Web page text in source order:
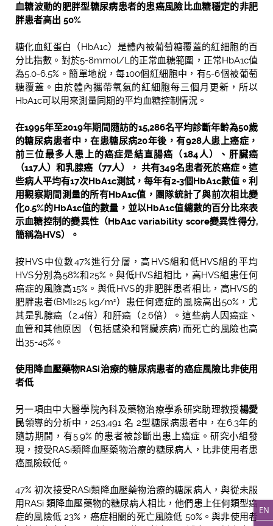
EN
血糖波動的肥胖型糖尿病患者的患癌風險比血糖穩定的非肥
胖患者高出 50%
糖化血紅蛋白（HbA1c）是體內被葡萄糖覆蓋的紅細胞的百
分比指數。對於5-8mmol/L的正常血糖範圍，正常HbA1c值
為5.0-6.5%。簡單地說，每100個紅細胞中，有5-6個被葡萄
糖覆蓋。由於體內攜帶氧氣的紅細胞每三個月更新，所以
HbA1c可以用來測量同期的平均血糖控制情況。
在1995年至2019年期間隨訪的15,286名平均診斷年齡為50歲
的糖尿病患者中，在患糖尿病20年後，有928人患上癌症，
前三位最多人患上的癌症是結直腸癌（184人）、肝臟癌
（117人）和乳腺癌（77人）， 共有349名患者死於癌症。這
些病人平均有17次HbA1c測試，每年有2-3個HbA1c數值。利
用觀察期間測量的所有HbA1c值，團隊統計了與前次相比變
化0.5%的HbA1c值的數量，並以HbA1c值總數的百分比來表
示血糖控制的變異性（HbA1c variability score變異性得分,
簡稱為HVS）。
按HVS中位數47%進行分層，高HVS組和低HVS組的平均
HVS分別為58%和25%。與低HVS組相比，高HVS組患任何
癌症的風險高15%。與低HVS的非肥胖患者相比，高HVS的
肥胖患者(BMI≥25 kg/m2 ）患任何癌症的風險高出50%，尤
其是乳腺癌（2.4倍）和肝癌（2.6倍）。這些病人因癌症、
血管和其他原因 （包括感染和腎臟疾病) 而死亡的風險也高
出35-45%。
使用降血壓藥物RASi治療的糖尿病患者的癌症風險比非使用
者低
另一項由中大醫學院內科及藥物治療學系研究助理教授楊愛
民領導的分析中，253,491 名 2型糖尿病患者中，在6.3年的
隨訪期間，有5.9% 的患者被診斷出患上癌症。研究小組發
現，接受RASi類降血壓藥物治療的糖尿病人，比非使用者患
癌風險較低。
47% 初次接受RASi類降血壓藥物治療的糖尿病人，與從未服
用RASi 類降血壓藥物的糖尿病人相比，他們患上任何類型癌
症的風險低 23%，癌症相關的死亡風險低 50%。與非使用者